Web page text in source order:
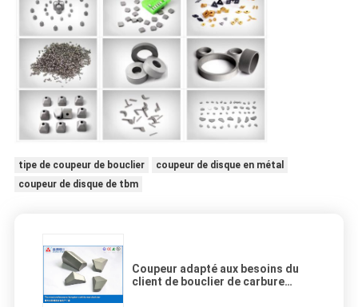
tipe de coupeur de bouclier
coupeur de disque en métal
coupeur de disque de tbm
Coupeur adapté aux besoins du
client de bouclier de carbure